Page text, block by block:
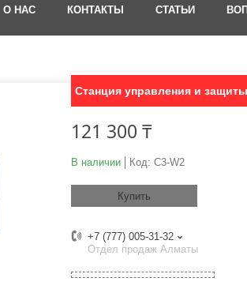
О НАС КОНТАКТЫ СТАТЬИ
Станция управления и
121 300 ₸
В наличии Код: C3-W2
Купить
+7 (777) 005-31-32
Отдел продаж Алматы